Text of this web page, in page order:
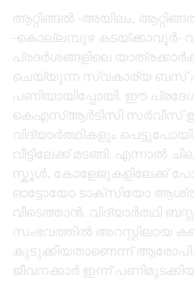
ആറ്റിങ്ങൽ -അയിലം,
-കൊല്ലമ്പുഴ കടയ്ക്കാവൂർ-
പ്രദർശങ്ങളിലെ
ചെയ്യുന്ന സ്വകാര്യ ബസ്
പണിയായിപ്പോയി. ഈ
കെഎസ്ആർടിസി സർവീസ്
വിദ്യാർത്ഥികളും
വീട്ടിലേക്ക് മടങ്ങി. എന്നാൽ
സ്കൂൾ, കോളേജുകളിലേക്ക്
ഓട്ടോയോ ടാക്സിയോ
വീടെത്താൻ. വിദ്യാർത്ഥി
സംഭവത്തിൽ അറസ്റ്റിലായ
കുടുക്കിയതാണെന്ന്
ജീവനക്കാർ ഇന്ന്